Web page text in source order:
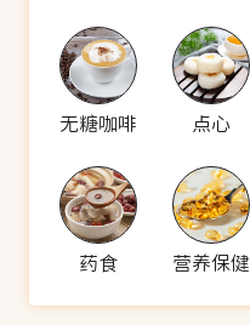
无糖咖啡 点心
药食 营养保健